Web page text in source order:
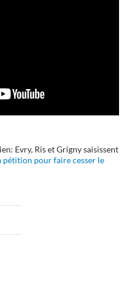
Evry, Ris et Grigny saisissent
pétition pour faire cesser le